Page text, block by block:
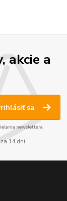
akcie a
sa
newslettera.
14 dní.